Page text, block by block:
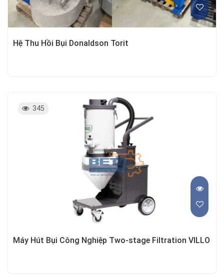
Hệ Thu Hồi Bụi Donaldson Torit
345
Máy Hút Bụi Công Nghiệp Two-stage Filtration VILLO